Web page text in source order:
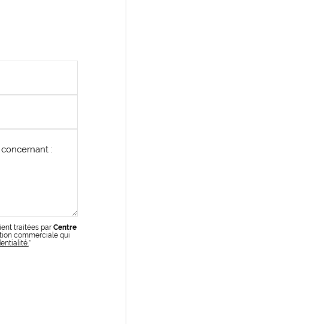
traitées par Centre
commerciale qui
*